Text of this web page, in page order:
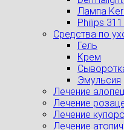
Лампа
Philips
Средства по
Гель
Крем
Эмульсия
Лечение
Лечение
Лечение
Лечение